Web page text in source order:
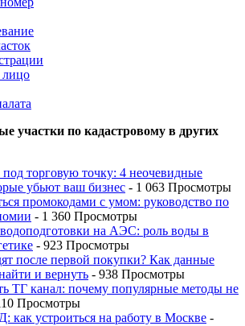
участки по кадастровому в других
торговую точку: 4 неочевидные
убьют ваш бизнес - 1 063 Просмотры
промокодами с умом: руководство по
- 1 360 Просмотры
на АЭС: роль воды в
- 923 Просмотры
после первой покупки? Как данные
и вернуть - 938 Просмотры
ТГ канал: почему популярные методы не
Просмотры
как устроиться на работу в Москве -